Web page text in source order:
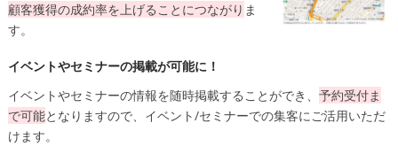
顧客獲得の成約率を上げることにつながり ま
す。
イベントやセミナーの掲載が可能に！
イベントやセミナーの情報を随時掲載することができ、 予約受付ま
で可能となりますので、イベント/セミナーでの集客にご活用いただ
けます。